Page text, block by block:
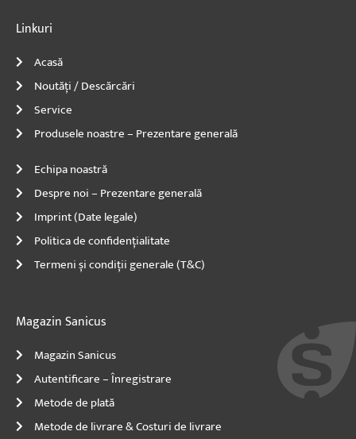
Linkuri
Acasă
Noutăți / Descărcări
Service
Produsele noastre – Prezentare generală
Echipa noastră
Despre noi – Prezentare generală
Imprint (Date legale)
Politica de confidențialitate
Termeni și condiții generale (T&C)
Magazin Sanicus
Magazin Sanicus
Autentificare – Înregistrare
Metode de plată
Metode de livrare & Costuri de livrare